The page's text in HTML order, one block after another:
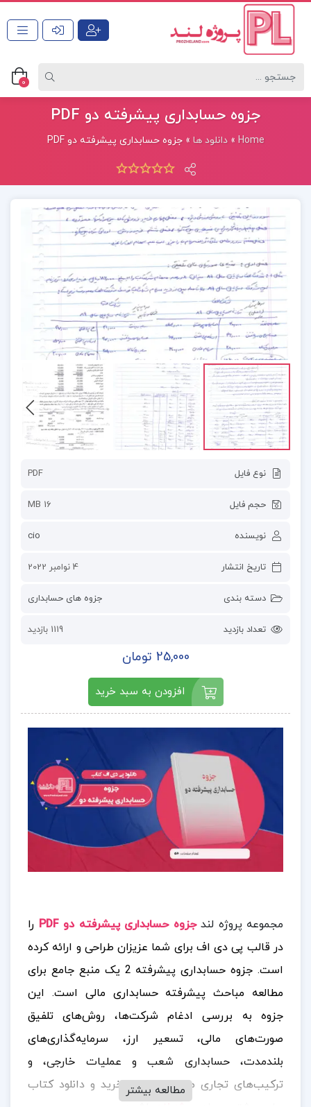
0
جزوه حسابداری پیشرفته دو PDF
Home
»دانلود ها »جزوه حسابداری پیشرفته دو PDF
نوع فایل PDF
حجم فایل 16 MB
نویسنده cio
تاریخ انتشار 4 نوامبر 2022
دسته بندی جزوه های حسابداری
تعداد بازدید 1119 بازدید
25,000 تومان
افزودن به سبد خرید
مجموعه پروژه لند جزوه حسابداری پیشرفته دو PDF
را
در قالب پی دی اف برای شما عزیزان طراحی و ارائه کرده
است. جزوه حسابداری پیشرفته 2 یک منبع جامع برای
مطالعه مباحث پیشرفته حسابداری مالی است. این
جزوه به بررسی ادغام شرکت‌ها، روش‌های تلفیق
صورت‌های مالی، تسعیر ارز، سرمایه‌گذاری‌های
بلندمدت، حسابداری شعب و عملیات خارجی، و
ترکیب‌های تجاری می‌پردازد. برای خرید و دانلود کتابمطالعه بیشتر